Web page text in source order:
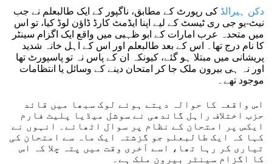
دکن ہیرالڈ کی رپورٹ کے مطابق، ناگپور کے ایک طالبعلم نے جب
نیٹ-یو جی ری ٹیسٹ کے لیے اپنا ایڈمٹ کارڈ ڈاؤن لوڈ کیا، تو اس
میں متحدہ عرب امارات کے ابو ظہبی میں واقع ایک اگزام سینٹر
کا نام درج تھا۔ اس کے بعد طالبعلم اور اس کے اہل خانہ شدید
پریشانی میں مبتلا ہو گئے، کیونکہ ان کے پاس نہ تو پاسپورٹ تھا
اور نہ ہی بیرون ملک جا کر امتحان دینے کے وسائل یا انتظامات
موجود تھے۔
اس واقعہ کا حوالہ دیتے ہوئے لوک سبھا میں قائد
حزب اختلاف راہل گاندھی نے سوشل میڈیا پلیٹ فارم
ایکس پر امتحان کے نظام پر سوال اٹھائے۔ انہوں نے
کہا کہ ایک طالبعلم جو گزشتہ ایک ماہ سے امتحان کی
تیاری کر رہا تھا، اسے آخری وقت میں پتہ چلا کہ اس
کا اگزام سینٹر بیرون ملک ہے۔